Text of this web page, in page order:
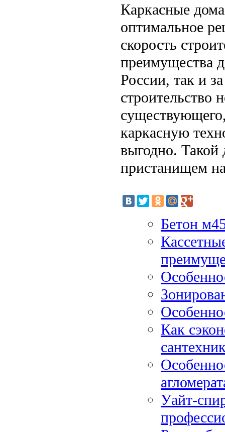
Каркасные
оптимальное
скорость
преимущества
России, так и
строительство
каркасную
выгодно.
пристанищем
Бетон
Как
Уайт-